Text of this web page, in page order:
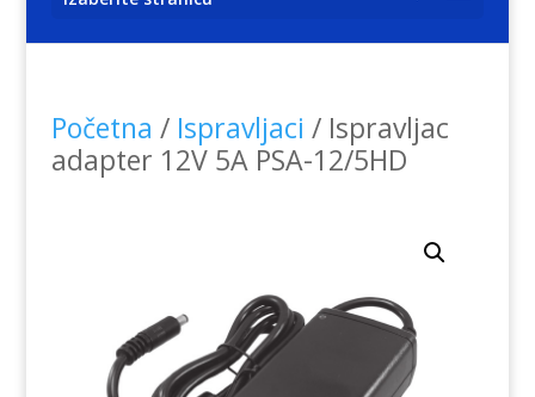
Početna / Ispravljaci / Ispravljac
adapter 12V 5A PSA-12/5HD